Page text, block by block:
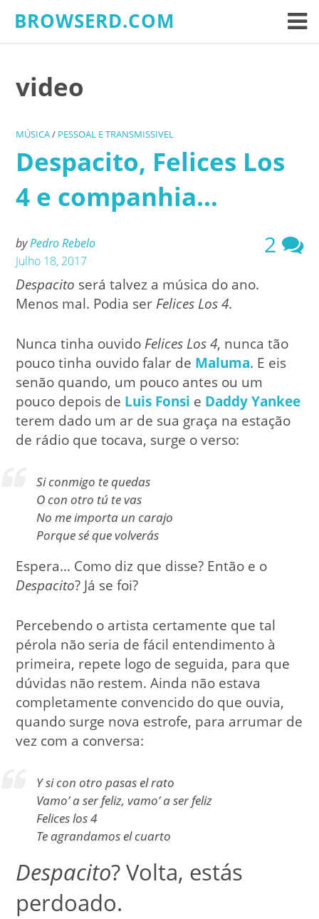
BROWSERD.COM
video
MÚSICA/ PESSOAL E TRANSMISSIVEL
Despacito, Felices Los
4 e companhia…
byPedro Rebelo
Julho 18, 2017
2
Despacito será talvez a música do ano.
Menos mal. Podia ser Felices Los 4.
Nunca tinha ouvido Felices Los 4, nunca tão
pouco tinha ouvido falar de Maluma. E eis
senão quando, um pouco antes ou um
pouco depois de Luis Fonsi e Daddy Yankee
terem dado um ar de sua graça na estação
de rádio que tocava, surge o verso:
Si conmigo te quedas
O con otro tú te vas
No me importa un carajo
Porque sé que volverás
Espera… Como diz que disse? Então e o
Despacito? Já se foi?
Percebendo o artista certamente que tal
pérola não seria de fácil entendimento à
primeira, repete logo de seguida, para que
dúvidas não restem. Ainda não estava
completamente convencido do que ouvia,
quando surge nova estrofe, para arrumar de
vez com a conversa:
Y si con otro pasas el rato
Vamo’ a ser feliz, vamo’ a ser feliz
Felices los 4
Te agrandamos el cuarto
Despacito? Volta, estás
perdoado.